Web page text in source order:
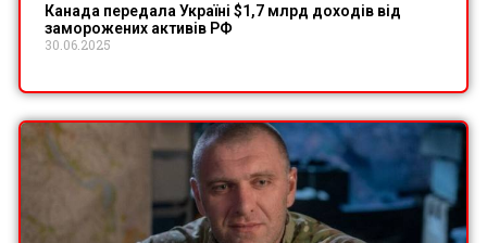
Канада передала Україні $1,7 млрд доходів від
заморожених активів РФ
30.06.2025